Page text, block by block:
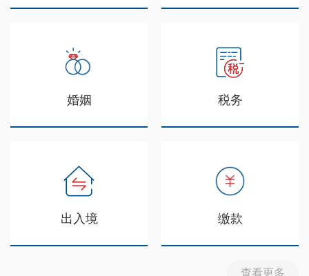
婚姻 税务
出入境 缴款
查看更多